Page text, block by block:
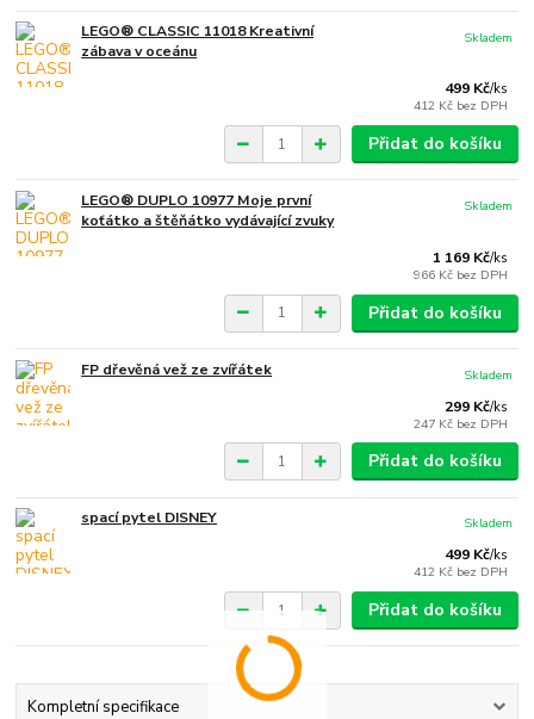
LEGO® CLASSIC 11018 Kreativní
zábava v oceánu
499 Kč/ks
412 Kč bez DPH
Skladem
Přidat do košíku
LEGO® DUPLO 10977 Moje první
koťátko a štěňátko vydávající zvuky
1 169 Kč/ks
966 Kč bez DPH
Skladem
Přidat do košíku
FP dřevěná vež ze zvířátek
299 Kč/ks
247 Kč bez DPH
Skladem
Přidat do košíku
spací pytel DISNEY
499 Kč/ks
412 Kč bez DPH
Skladem
Přidat do košíku
Kompletní specifikace